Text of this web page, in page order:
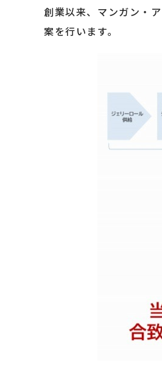
創業以来、マンガン・
案を行います。